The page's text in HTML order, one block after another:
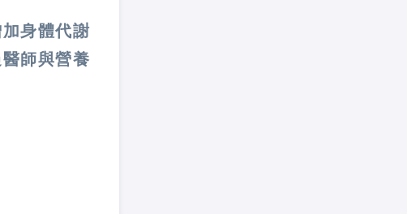
身體代謝
師與營養